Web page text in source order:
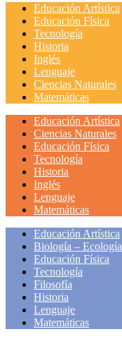
Educación Artística
Educación Física
Tecnología
Historia
Inglés
Lenguaje
Ciencias Naturales
Matemáticas
Educación Artística
Ciencias Naturales
Educación Física
Tecnología
Historia
Inglés
Lenguaje
Matemáticas
Educación Artística
Biología – Ecología
Educación Física
Tecnología
Filosofía
Historia
Lenguaje
Matemáticas